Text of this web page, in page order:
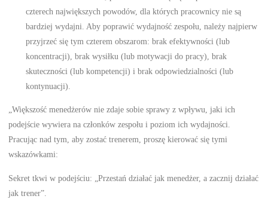
czterech największych powodów, dla których pracownicy nie są
bardziej wydajni. Aby poprawić wydajność zespołu, należy najpierw
przyjrzeć się tym czterem obszarom: brak efektywności (lub
koncentracji), brak wysiłku (lub motywacji do pracy), brak
skuteczności (lub kompetencji) i brak odpowiedzialności (lub
kontynuacji).
„Większość menedżerów nie zdaje sobie sprawy z wpływu, jaki ich
podejście wywiera na członków zespołu i poziom ich wydajności.
Pracując nad tym, aby zostać trenerem, proszę kierować się tymi
wskazówkami:
Sekret tkwi w podejściu: „Przestań działać jak menedżer, a zacznij działać
jak trener”.